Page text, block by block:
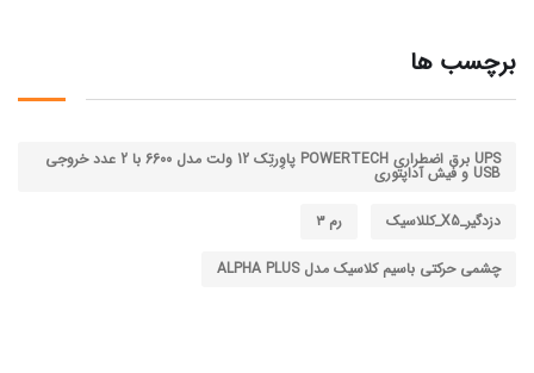
برچسب ها
UPS برق اضطراری POWERTECH پاوِرتِک 12 ولت مدل 6600 با 2 عدد خروجی
USB و فیش آداپتوری
دزدگیر_X5_کللاسیک رم ۳
چشمی حرکتی باسیم کلاسیک مدل ALPHA PLUS